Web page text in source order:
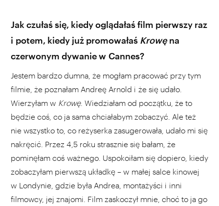
Jak czułaś się, kiedy oglądałaś film pierwszy raz
i potem, kiedy już promowałaś Krowęna
czerwonym dywanie w Cannes?
Jestem bardzo dumna, że mogłam pracować przy tym
filmie, że poznałam Andreę Arnold i że się udało.
Wierzyłam w Krowę. Wiedziałam od początku, że to
będzie coś, co ja sama chciałabym zobaczyć. Ale też
nie wszystko to, co reżyserka zasugerowała, udało mi się
nakręcić. Przez 4,5 roku strasznie się bałam, że
pominęłam coś ważnego. Uspokoiłam się dopiero, kiedy
zobaczyłam pierwszą układkę – w małej salce kinowej
w Londynie, gdzie była Andrea, montażyści i inni
filmowcy, jej znajomi. Film zaskoczył mnie, choć to ja go